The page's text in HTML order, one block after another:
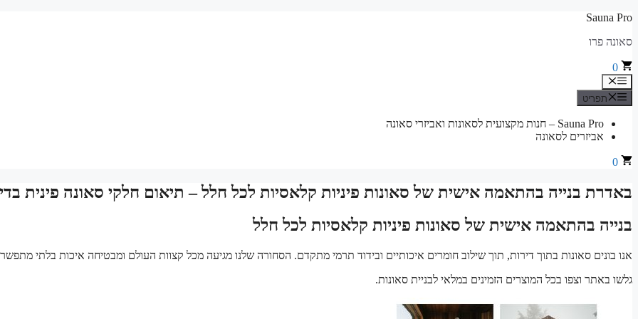
לדלג
Sauna Pro
סאונה פרו
0
תפריט
תפריט
Sauna Pro – חנות מקצועית לסאונות ואביזרי סאונה
אביזרים לסאונה
0
באדרת בנייה בהתאמה אישית של סאונות פיניות קלאסיות לכל חלל – תיאום חלקי סאונה פינית
בנייה בהתאמה אישית של סאונות פיניות קלאסיות לכל חלל
אנו בונים סאונות בתוך דירות, תוך שילוב חומרים איכותיים ובידוד תרמי מתקדם. הסחורה שלנו מגיעה מכל קצוות העולם ומבטיחה איכות בלתי
גלשו באתר וצפו בכל המוצרים הזמינים במלאי לבניית סאונות.